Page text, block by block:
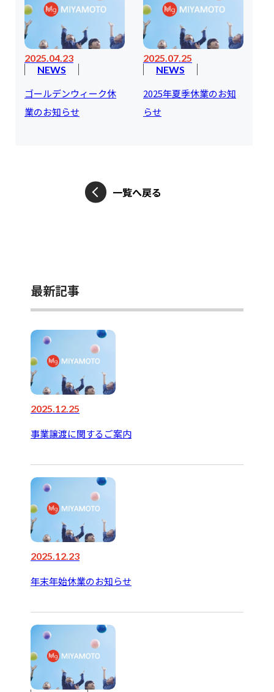
2025.04.23
NEWS
ゴールデンウィーク休
業のお知らせ
2025.07.25
NEWS
2025年夏季休業のお知
らせ
一覧へ戻る
最新記事
2025.12.25
事業譲渡に関するご案内
2025.12.23
年末年始休業のお知らせ